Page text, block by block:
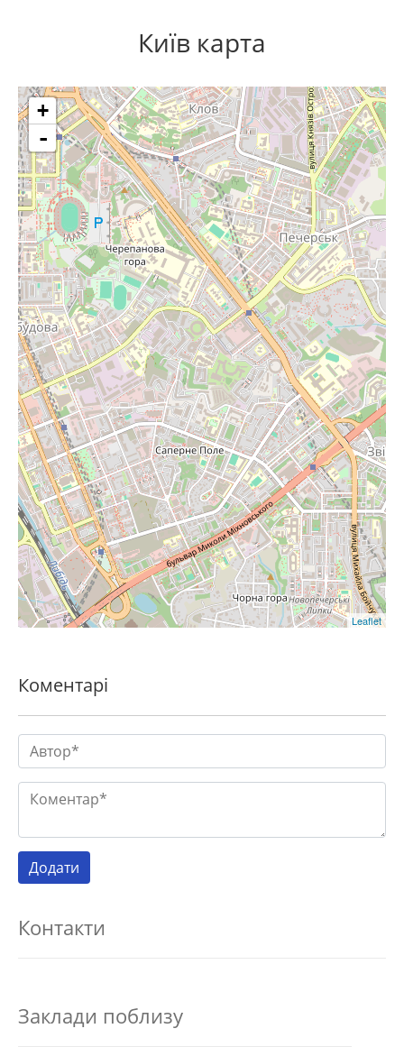
Київ карта
+
-
Leaflet
Коментарі
Контакти
Заклади поблизу